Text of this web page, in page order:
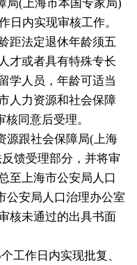
(上海市本国专家局)
日内实现审核工作。
距法定退休年龄须五
才或者具有特殊专长
学人员，年龄可适当
人力资源和社会保障
同意后受理。
跟社会保障局(上海
馈受理部分，并将审
至上海市公安局人口
公安局人口治理办公室
核未通过的出具书面
作日内实现批复、